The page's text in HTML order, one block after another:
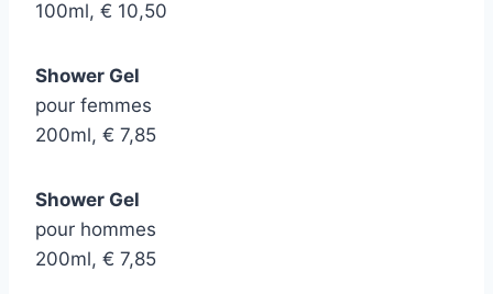
100ml, € 10,50
Shower Gel
pour femmes
200ml, € 7,85
Shower Gel
pour hommes
200ml, € 7,85